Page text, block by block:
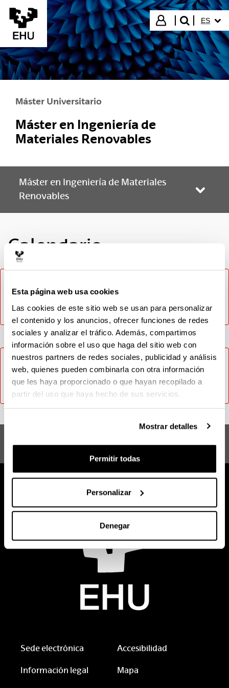
Esta página web usa cookies
Las cookies de este sitio web se usan para personalizar
el contenido y los anuncios, ofrecer funciones de redes
sociales y analizar el tráfico. Además, compartimos
información sobre el uso que haga del sitio web con
nuestros partners de redes sociales, publicidad y análisis
web, quienes pueden combinarla con otra información
que les haya proporcionado o que hayan recopilado a
partir del uso que haya hecho de sus servicios.
Mostrar detalles
Permitir todas
Personalizar
Denegar
Saltar al contenido principal
Iniciar sesión
buscar"
ES
Máster Universitario
Máster en Ingeniería de
Materiales Renovables
Máster en Ingeniería de Materiales
Renovables
Calendario
tarde. En caso de que el problema persista contacte con
el CAU (Tlf: 946014400 / Email: cau@ehu.eus / Web:
No ha sido posible cargar el contenido, inténtelo más
tarde. En caso de que el problema persista contacte con
el CAU (Tlf: 946014400 / Email: cau@ehu.eus / Web:
https://lagun.ehu.eus).
Sede electrónica Accesibilidad
Información legal Mapa